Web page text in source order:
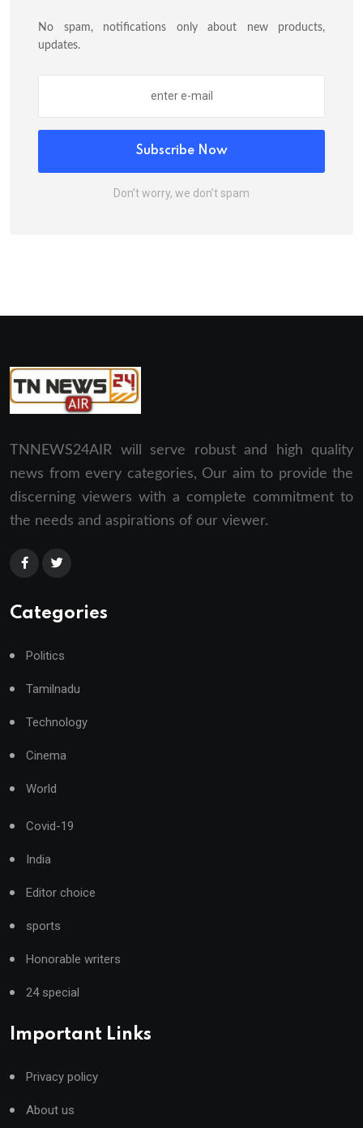
No spam, notifications only about new products,
updates.
Subscribe Now
Don’t worry, we don’t spam
TNNEWS24AIR will serve robust and high quality
news from every categories, Our aim to provide the
discerning viewers with a complete commitment to
the needs and aspirations of our viewer.
Categories
Politics
Tamilnadu
Technology
Cinema
World
Covid-19
India
Editor choice
sports
Honorable writers
24 special
Important Links
Privacy policy
About us